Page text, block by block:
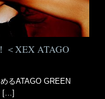
＜XEX ATAGO
るATAGO GREEN
[…]